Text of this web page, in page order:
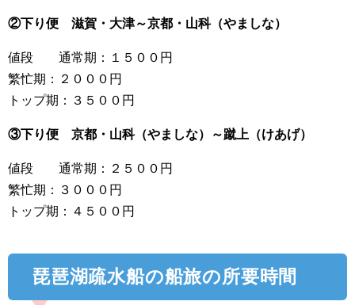
②下り便 滋賀・大津～京都・山科（やましな）
値段 通常期：１５００円
繁忙期：２０００円
トップ期：３５００円
③下り便 京都・山科（やましな）～蹴上（けあげ）
値段 通常期：２５００円
繁忙期：３０００円
トップ期：４５００円
琵琶湖疏水船の船旅の所要時間